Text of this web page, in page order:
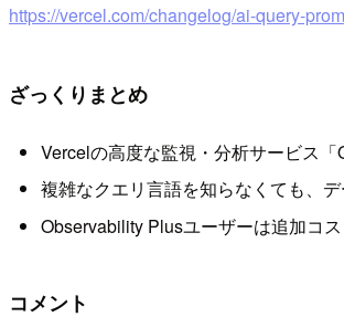
https://vercel.com/changelog/ai-query-
ざっくりまとめ
Vercelの高度な監視・分析サービス
複雑なクエリ言語を知らなくても、デ
Observability Plusユーザーは追加コス
コメント